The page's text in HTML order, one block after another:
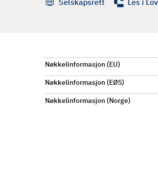
Selskapsrett Les i
Nøkkelinformasjon (EU)
Nøkkelinformasjon (EØS)
Nøkkelinformasjon (Norge)